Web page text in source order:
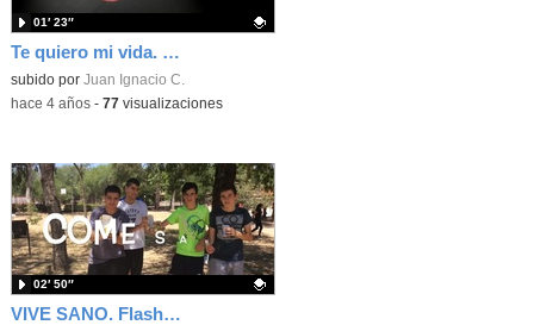
Te quiero mi vida. DONA
Contenido educativo.
subido por Juan Ignacio C.
01′ 23″
-hace 4 años- 77 visualizaciones
VIVE SANO. Flash Move
02′ 50″